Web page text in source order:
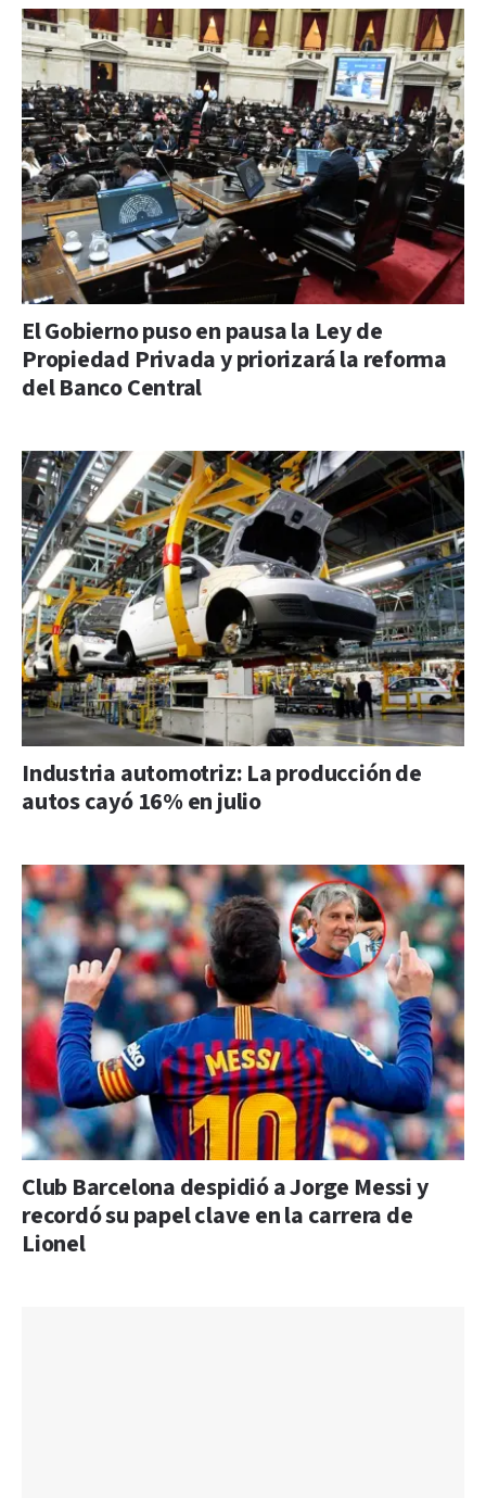
El Gobierno puso en pausa la Ley de
Propiedad Privada y priorizará la reforma
del Banco Central
Industria automotriz: La producción de
autos cayó 16% en julio
Club Barcelona despidió a Jorge Messi y
recordó su papel clave en la carrera de
Lionel